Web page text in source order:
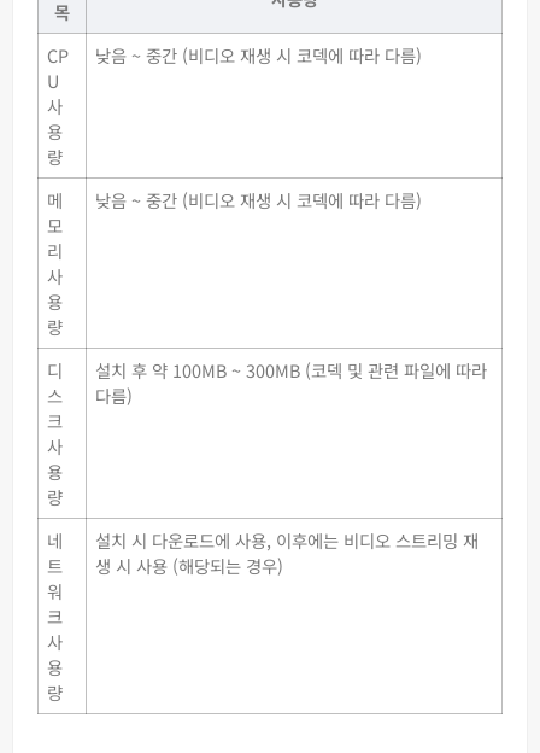
목
CP
U
사
용
량
낮음 ~ 중간 (비디오 재생 시 코덱에 따라 다름)
메
모
리
사
용
량
낮음 ~ 중간 (비디오 재생 시 코덱에 따라 다름)
디
스
크
사
용
량
설치 후 약 100MB ~ 300MB (코덱 및 관련 파일에 따라
다름)
네
트
워
크
사
용
량
설치 시 다운로드에 사용, 이후에는 비디오 스트리밍 재
생 시 사용 (해당되는 경우)